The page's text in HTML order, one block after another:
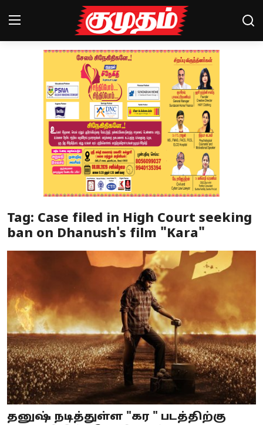
Magazines
Sports
Special Story
Business
Crime
Tamilnadu
National
World
Astrology
Tag: Case filed in High Court seeking
ban on Dhanush's film "Kara"
தனுஷ் நடித்துள்ள "கர " படத்திற்கு